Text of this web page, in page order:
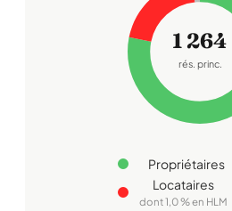
1 264
rés. princ.
Propriétaires
Locataires
dont 1,0 % en HLM